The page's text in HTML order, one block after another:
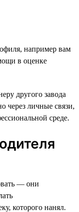
например вам
в оценке
другого завода
через личные связи,
среде.
— они
которого нанял.